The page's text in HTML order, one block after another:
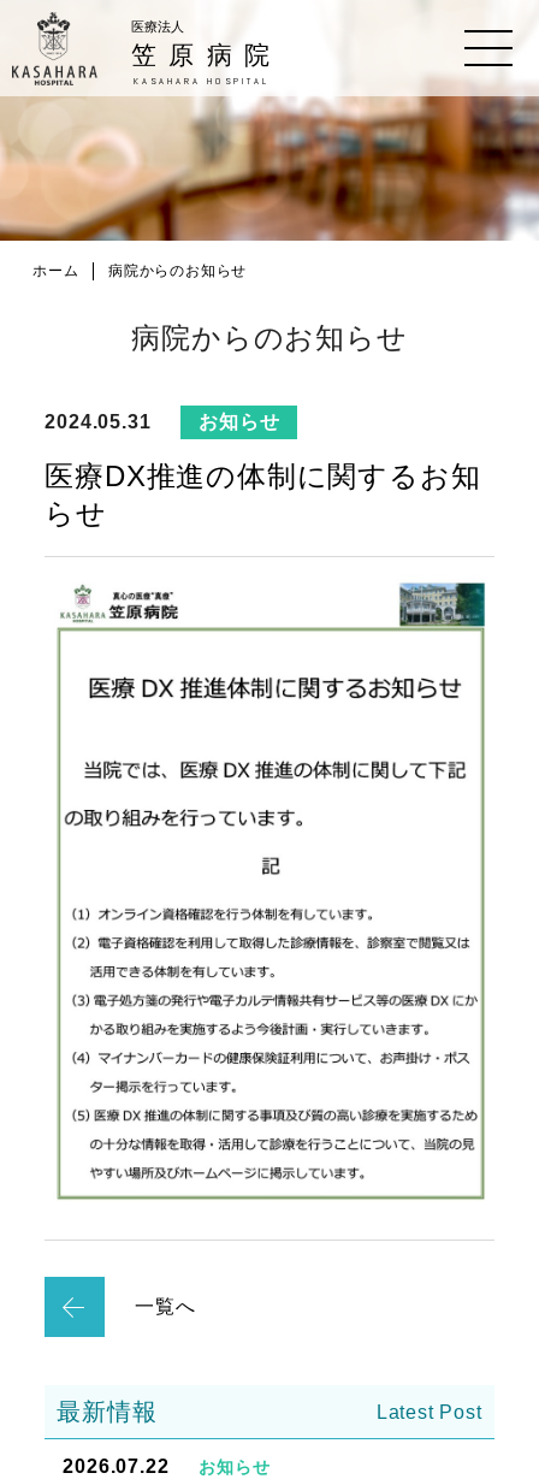
医療法人
笠原病院
KASAHARA HOSPITAL
ホーム 病院からのお知らせ
病院からのお知らせ
2024.05.31 お知らせ
医療DX推進の体制に関するお知
らせ
一覧へ
最新情報
2026.07.22 お知らせ